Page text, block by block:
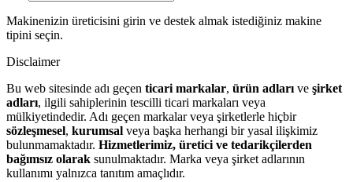
Makinenizin üreticisini girin ve destek almak istediğiniz makine
tipini seçin.
Disclaimer
Bu web sitesinde adı geçen ticari markalar, ürün adları ve şirket
adları, ilgili sahiplerinin tescilli ticari markaları veya
mülkiyetindedir. Adı geçen markalar veya şirketlerle hiçbir
sözleşmesel, kurumsal veya başka herhangi bir yasal ilişkimiz
bulunmamaktadır. Hizmetlerimiz, üretici ve tedarikçilerden
bağımsız olarak sunulmaktadır. Marka veya şirket adlarının
kullanımı yalnızca tanıtım amaçlıdır.